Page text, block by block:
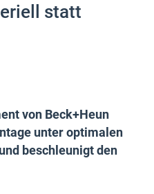
statt
von Beck+Heun
unter optimalen
beschleunigt den